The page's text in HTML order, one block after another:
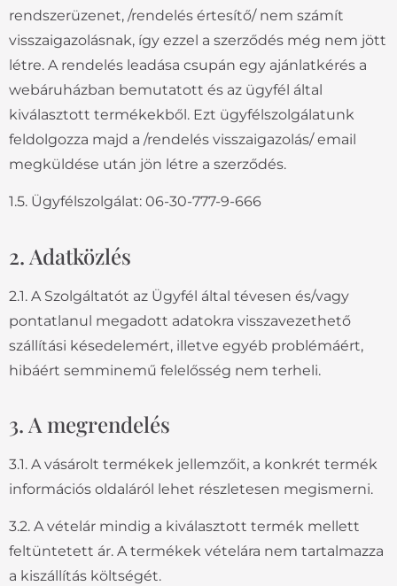
rendszerüzenet, /rendelés értesítő/ nem számít
visszaigazolásnak, így ezzel a szerződés még nem jött
létre. A rendelés leadása csupán egy ajánlatkérés a
webáruházban bemutatott és az ügyfél által
kiválasztott termékekből. Ezt ügyfélszolgálatunk
feldolgozza majd a /rendelés visszaigazolás/ email
megküldése után jön létre a szerződés.
1.5. Ügyfélszolgálat: 06-30-777-9-666
2. Adatközlés
2.1. A Szolgáltatót az Ügyfél által tévesen és/vagy
pontatlanul megadott adatokra visszavezethető
szállítási késedelemért, illetve egyéb problémáért,
hibáért semminemű felelősség nem terheli.
3. A megrendelés
3.1. A vásárolt termékek jellemzőit, a konkrét termék
információs oldaláról lehet részletesen megismerni.
3.2. A vételár mindig a kiválasztott termék mellett
feltüntetett ár. A termékek vételára nem tartalmazza
a kiszállítás költségét.